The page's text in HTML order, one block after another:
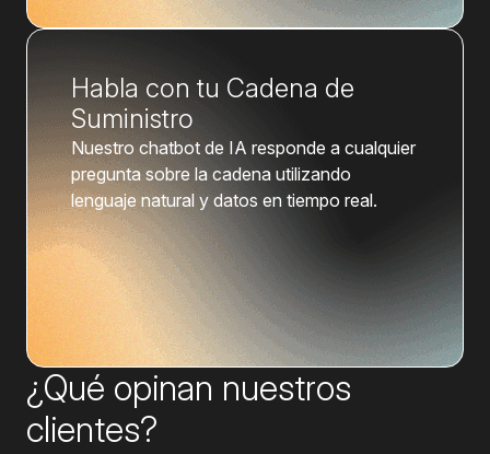
Habla con tu Cadena de
Suministro
Nuestro chatbot de IA responde a cualquier
pregunta sobre la cadena utilizando
lenguaje natural y datos en tiempo real.
¿Qué opinan nuestros
clientes?